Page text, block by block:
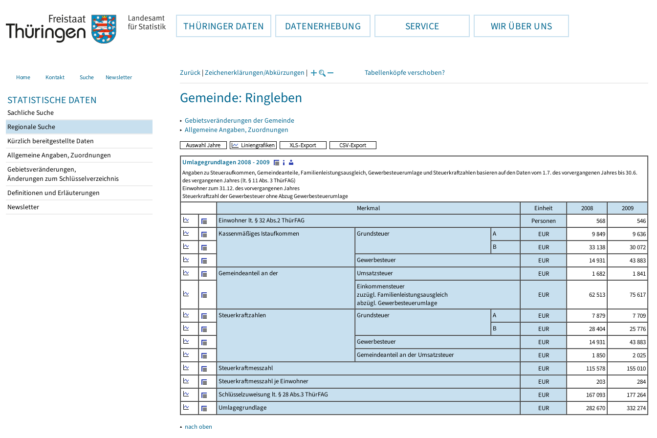
THÜRINGER DATEN DATENERHEBUNG SERVICE WIR ÜBER UNS
Home Kontakt Suche Newsletter
STATISTISCHE DATEN
Sachliche Suche
Regionale Suche
Kürzlich bereitgestellte Daten
Allgemeine Angaben, Zuordnungen
Gebietsveränderungen,
Änderungen zum Schlüsselverzeichnis
Definitionen und Erläuterungen
Newsletter
Zurück | Zeichenerklärungen/Abkürzungen | Tabellenköpfe verschoben?
Gemeinde: Ringleben
▸ Gebietsveränderungen der Gemeinde
▸ Allgemeine Angaben, Zuordnungen
Umlagegrundlagen 2008 - 2009
Angaben zu Steueraufkommen, Gemeindeanteile, Familienleistungsausgleich, Gewerbesteuerumlage und Steuerkraftzahlen basieren auf den Daten vom 1.7. des vorvergangenen Jahres bis 30.6.
des vergangenen Jahres (lt. § 11 Abs. 3 ThürFAG)
Einwohner zum 31.12. des vorvergangenen Jahres
Steuerkraftzahl der Gewerbesteuer ohne Abzug Gewerbesteuerumlage
Merkmal Einheit 2008
2009
Einwohner lt. § 32 Abs.2 ThürFAG
Personen 568
546
Kassenmäßiges Istaufkommen
Grundsteuer A EUR 9 849
9 636
B
EUR 33 138
30 072
Gewerbesteuer
EUR 14 931
43 883
Gemeindeanteil an der
Umsatzsteuer EUR 1 682
1 841
Einkommensteuer
zuzügl. Familienleistungsausgleich
abzügl. Gewerbesteuerumlage
EUR 62 513 75 617
Steuerkraftzahlen Grundsteuer A EUR 7 879
7 709
B
EUR 28 404
25 776
Gewerbesteuer
EUR 14 931
43 883
Gemeindeanteil an der Umsatzsteuer
EUR 1 850
2 025
Steuerkraftmesszahl
EUR 115 578
155 010
Steuerkraftmesszahl je Einwohner
EUR 203
284
Schlüsselzuweisung lt. § 28 Abs.3 ThürFAG
EUR 167 093
177 264
Umlagegrundlage
EUR 282 670 332 274
▴ nach oben